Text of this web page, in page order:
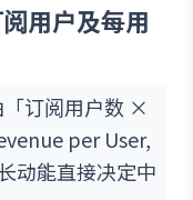
用户及每用
「订阅用户数 ×
per User,
动能直接决定中